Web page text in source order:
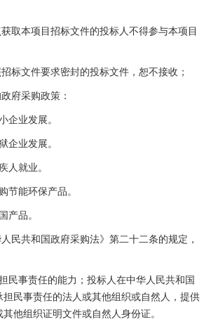
取本项目招标文件的投标人不得参与本项目
标文件要求密封的投标文件，恕不接收；
府采购政策：
企业发展。
企业发展。
人就业。
节能环保产品。
产品。
民共和国政府采购法》第二十二条的规定，
民事责任的能力；投标人在中华人民共和国
民事责任的法人或其他组织或自然人，提供
他组织证明文件或自然人身份证。